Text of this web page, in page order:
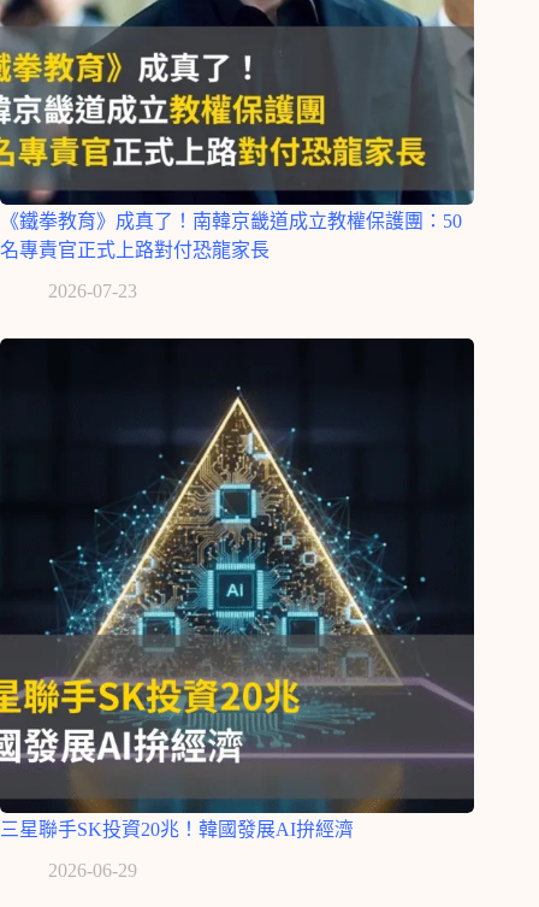
《鐵拳教育》成真了！南韓京畿道成立教權保護團：50
名專責官正式上路對付恐龍家長
2026-07-23
三星聯手SK投資20兆！韓國發展AI拚經濟
2026-06-29